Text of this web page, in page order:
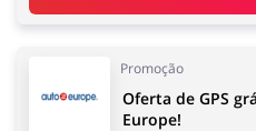
Promoção
Oferta de GPS
Europe!